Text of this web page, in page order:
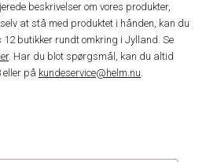
beskrivelser om vores produkter,
at stå med produktet i hånden, kan du
12 butikker rundt omkring i Jylland. Se
. Har du blot spørgsmål, kan du altid
eller på kundeservice@helm.nu.